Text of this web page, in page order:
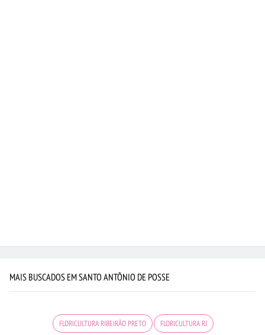
MAIS BUSCADOS EM SANTO ANTÔNIO DE POSSE
FLORICULTURA RIBEIRÃO PRETO FLORICULTURA RJ